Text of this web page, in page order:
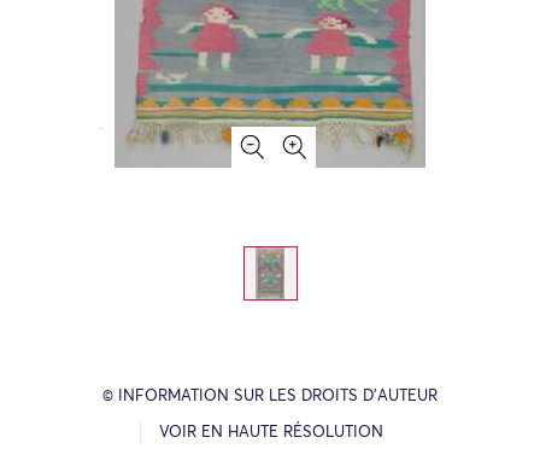
© INFORMATION SUR LES DROITS D’AUTEUR
VOIR EN HAUTE RÉSOLUTION